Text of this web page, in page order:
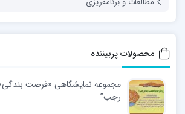
محصولات پربیننده
مجموعه نمایشگاهی «فرصت
رجب”